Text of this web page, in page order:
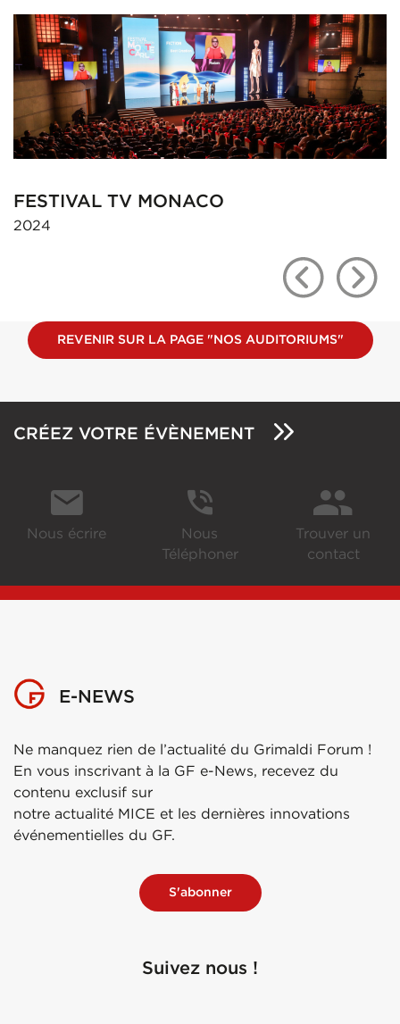
SLAVA'S SNOW SHOW
REVENIR SUR LA PAGE "NOS AUDITORIUMS"
CRÉEZ VOTRE ÉVÈNEMENT
Nous écrire
Nous
Téléphoner
Trouver un
contact
E-NEWS
Ne manquez rien de l’actualité du Grimaldi Forum !
En vous inscrivant à la GF e-News, recevez du
contenu exclusif sur
notre actualité MICE et les dernières innovations
événementielles du GF.
S'abonner
Suivez nous !